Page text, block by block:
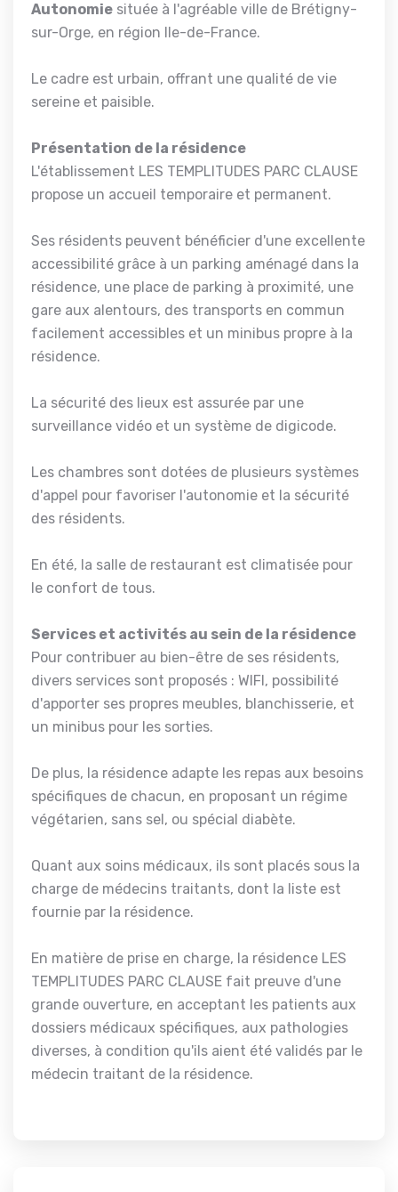
Autonomie située à l'agréable ville de Brétigny-
sur-Orge, en région Ile-de-France.
Le cadre est urbain, offrant une qualité de vie
sereine et paisible.
Présentation de la résidence
L'établissement LES TEMPLITUDES PARC CLAUSE
propose un accueil temporaire et permanent.
Ses résidents peuvent bénéficier d'une excellente
accessibilité grâce à un parking aménagé dans la
résidence, une place de parking à proximité, une
gare aux alentours, des transports en commun
facilement accessibles et un minibus propre à la
résidence.
La sécurité des lieux est assurée par une
surveillance vidéo et un système de digicode.
Les chambres sont dotées de plusieurs systèmes
d'appel pour favoriser l'autonomie et la sécurité
des résidents.
En été, la salle de restaurant est climatisée pour
le confort de tous.
Services et activités au sein de la résidence
Pour contribuer au bien-être de ses résidents,
divers services sont proposés : WIFI, possibilité
d'apporter ses propres meubles, blanchisserie, et
un minibus pour les sorties.
De plus, la résidence adapte les repas aux besoins
spécifiques de chacun, en proposant un régime
végétarien, sans sel, ou spécial diabète.
Quant aux soins médicaux, ils sont placés sous la
charge de médecins traitants, dont la liste est
fournie par la résidence.
En matière de prise en charge, la résidence LES
TEMPLITUDES PARC CLAUSE fait preuve d'une
grande ouverture, en acceptant les patients aux
dossiers médicaux spécifiques, aux pathologies
diverses, à condition qu'ils aient été validés par le
médecin traitant de la résidence.